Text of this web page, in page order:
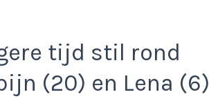
tijd stil rond
(20) en Lena (6)